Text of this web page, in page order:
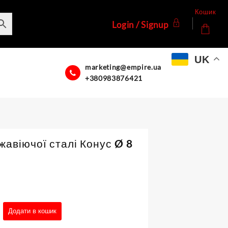
Login / Signup
Кошик
UK
marketing@empire.ua
+380983876421
сталі Конус Ø 8
Додати в кошик